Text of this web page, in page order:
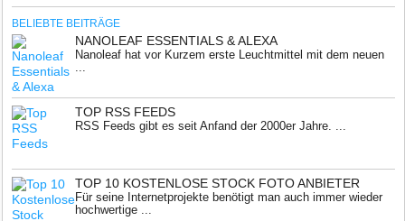
BELIEBTE BEITRÄGE
NANOLEAF ESSENTIALS & ALEXA
Nanoleaf hat vor Kurzem erste Leuchtmittel mit dem neuen
...
TOP RSS FEEDS
RSS Feeds gibt es seit Anfand der 2000er Jahre. ...
TOP 10 KOSTENLOSE STOCK FOTO ANBIETER
Für seine Internetprojekte benötigt man auch immer wieder
hochwertige ...